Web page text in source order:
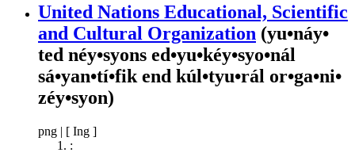
United Nations Educational, Scientific
and Cultural Organization (yu•náy•
ted néy•syons ed•yu•kéy•syo•nál
sá•yan•tí•fik end kúl•tyu•rál or•ga•ni•
zéy•syon)
png | [ Ing ]
: